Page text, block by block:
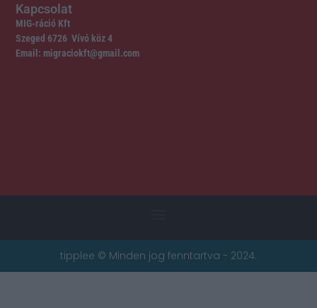
Kapcsolat
MIG-ráció Kft
Szeged 6726 Vívó köz 4
Email: migraciokft@gmail.com
tipplee © Minden jog fenntartva - 2024.